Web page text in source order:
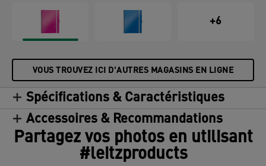
+6
VOUS TROUVEZ ICI D'AUTRES MAGASINS EN LIGNE
Spécifications & Caractéristiques
Accessoires & Recommandations
Partagez vos photos en utilisant
#leitzproducts